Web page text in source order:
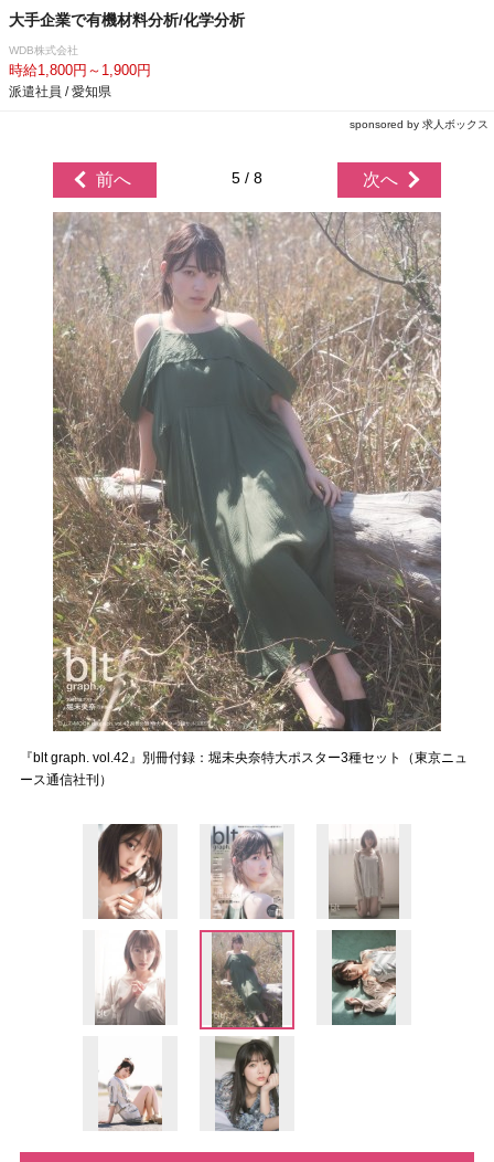
大手企業で有機材料分析/化学分析
WDB株式会社
時給1,800円～1,900円
派遣社員 / 愛知県
sponsored by 求人ボックス
前へ 5 / 8 次へ
『blt graph. vol.42』別冊付録：堀未央奈特大ポスター3種セット（東京ニュ
ース通信社刊）